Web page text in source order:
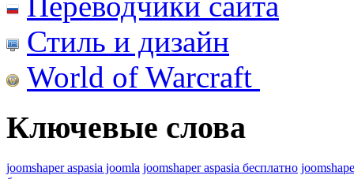
Стиль и дизайн
World of Warcraft
Ключевые слова
joomshaper aspasia joomla joomshaper aspasia бесплатно